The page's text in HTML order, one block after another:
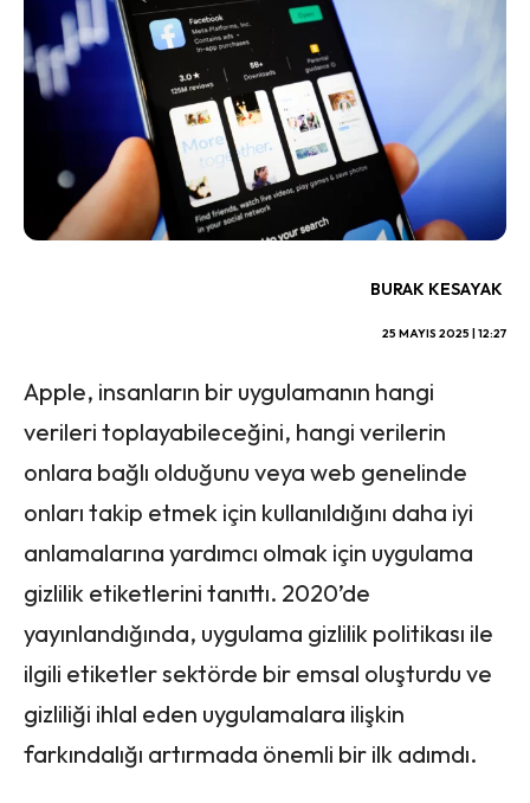
BURAK KESAYAK
25 MAYIS 2025 | 12:27
Apple, insanların bir uygulamanın hangi
verileri toplayabileceğini, hangi verilerin
onlara bağlı olduğunu veya web genelinde
onları takip etmek için kullanıldığını daha iyi
anlamalarına yardımcı olmak için uygulama
gizlilik etiketlerini tanıttı. 2020’de
yayınlandığında, uygulama gizlilik politikası ile
ilgili etiketler sektörde bir emsal oluşturdu ve
gizliliği ihlal eden uygulamalara ilişkin
farkındalığı artırmada önemli bir ilk adımdı.